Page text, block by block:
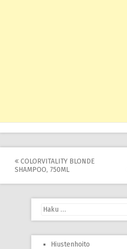
Post
navigation
COLORVITALITY BLONDE
SHAMPOO, 750ML
Haku:
Hiustenhoito